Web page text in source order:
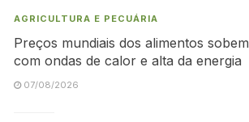
AGRICULTURA E PECUÁRIA
Preços mundiais dos alimentos sobem
com ondas de calor e alta da energia
07/08/2026